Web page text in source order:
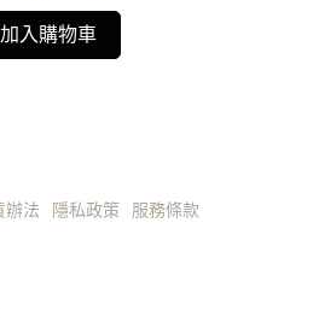
無法下單，亦歡迎洽詢客服。
加入購物車
辦法 隱私政策 服務條款